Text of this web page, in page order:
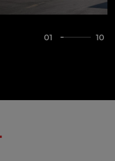
01 10